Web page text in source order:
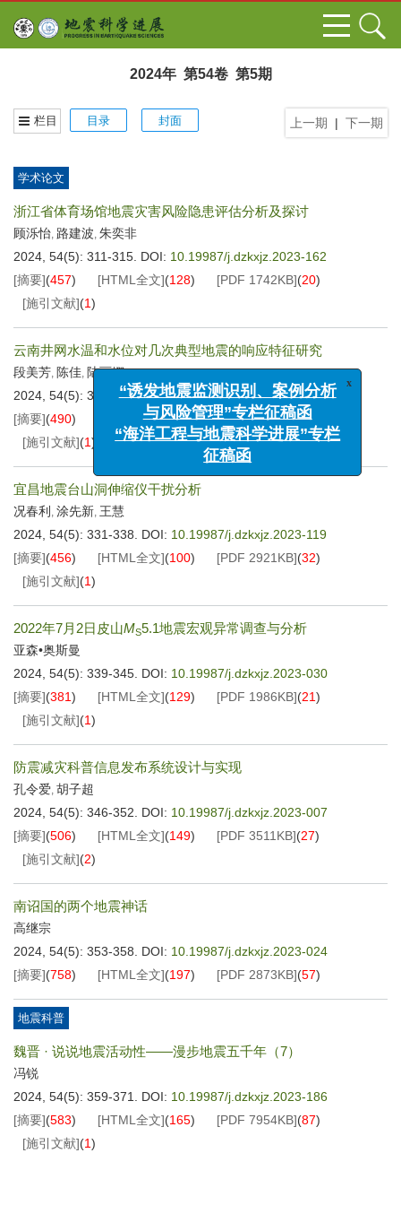
2024年 第54卷 第5期
上一期 | 下一期
栏目 目录 封面
学术论文
浙江省体育场馆地震灾害风险隐患评估分析及探讨
顾泺怡, 路建波, 朱奕非
2024, 54(5): 311-315. DOI: 10.19987/j.dzkxjz.2023-162
[摘要](457) [HTML全文](128) [PDF 1742KB](20)
[施引文献](1)
云南井网水温和水位对几次典型地震的响应特征研究
段美芳, 陈佳, 陆丽娜
2024, 54(5): 316-330. DOI:10.19987/j.dzkxjz.2023-105
[摘要](490) [HTML全文](152) [PDF2880KB](39
[施引文献](1)
宜昌地震台山洞伸缩仪干扰分析
况春利 , 涂先新, 王慧
2024, 54(5): 331-338.
DOI: 10.19987/j.dzkxjz.2023-119
[摘要](456) [HTML全文](100) [PDF 2921KB](32)
[施引文献](1)
2022年7月2日皮山MS5.1地震宏观异常调查与分析
亚森•奥斯曼
2024, 54(5): 339-345. DOI: 10.19987/j.dzkxjz.2023-030
[摘要](381) [HTML全文](129) [PDF 1986KB](21)
[施引文献](1)
防震减灾科普信息发布系统设计与实现
孔令爱, 胡子超
2024, 54(5): 346-352.
DOI: 10.19987/j.dzkxjz.2023-007
[摘要](506) [HTML全文](149) [PDF 3511KB](27)
[施引文献](2)
南诏国的两个地震神话
高继宗
2024, 54(5): 353-358.
DOI: 10.19987/j.dzkxjz.2023-024
[摘要](758) [HTML全文](197) [PDF 2873KB](57)
地震科普
魏晋 · 说说地震活动性——漫步地震五千年（7）
冯锐
2024, 54(5): 359-371.
DOI: 10.19987/j.dzkxjz.2023-186
[摘要](583) [HTML全文](165) [PDF 7954KB](87)
[施引文献](1)
“诱发地震监测识别、案例分析
与风险管理”专栏征稿函
“海洋工程与地震科学进展”专栏
征稿函